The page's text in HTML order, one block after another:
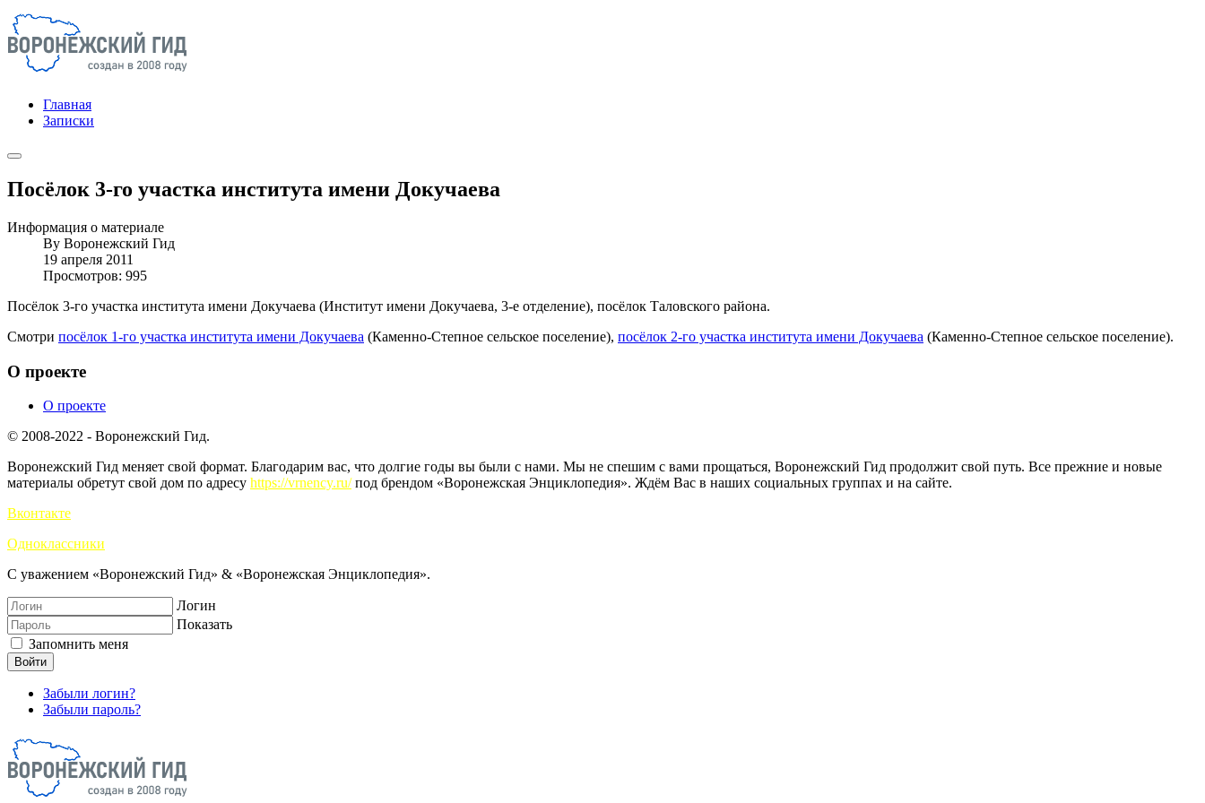
Главная
Записки
Посёлок 3-го участка института имени Докучаева
Информация о материале
By Воронежский Гид
19 апреля 2011
Просмотров: 995
Посёлок 3-го участка института имени Докучаева (Институт имени Докучаева, 3-е отделение), посёлок Таловского района.
Смотри посёлок 1-го участка института имени Докучаева (Каменно-Степное сельское поселение), посёлок 2-го участка института имени Докучаева (Каменно-Степное сельское поселение).
О проекте
О проекте
© 2008-2022 - Воронежский Гид.
Воронежский Гид меняет свой формат. Благодарим вас, что долгие годы вы были с нами. Мы не спешим с вами прощаться, Воронежский Гид продолжит свой путь. Все прежние и новые
материалы обретут свой дом по адресу https://vrnency.ru/под брендом «Воронежская Энциклопедия». Ждём Вас в наших социальных группах и на сайте.
Вконтакте
Одноклассники
С уважением «Воронежский Гид» & «Воронежская Энциклопедия».
Логин
Показать
Запомнить меня
Войти
Забыли логин?
Забыли пароль?